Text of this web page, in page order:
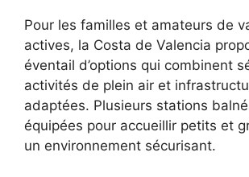
Pour les familles et amateurs de
actives, la Costa de Valencia
éventail d’options qui combinent
activités de plein air et
adaptées. Plusieurs stations
équipées pour accueillir petits et
un environnement sécurisant.